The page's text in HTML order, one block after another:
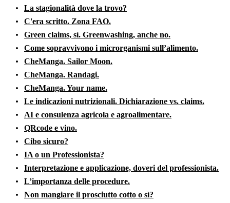
La stagionalità dove la trovo?
C'era scritto. Zona FAO.
Green claims, sì. Greenwashing, anche no.
Come sopravvivono i microrganismi sull’alimento.
CheManga. Sailor Moon.
CheManga. Randagi.
CheManga. Your name.
Le indicazioni nutrizionali. Dichiarazione vs. claims.
AI e consulenza agricola e agroalimentare.
QRcode e vino.
Cibo sicuro?
IA o un Professionista?
Interpretazione e applicazione, doveri del professionista.
L’importanza delle procedure.
Non mangiare il prosciutto cotto o sì?